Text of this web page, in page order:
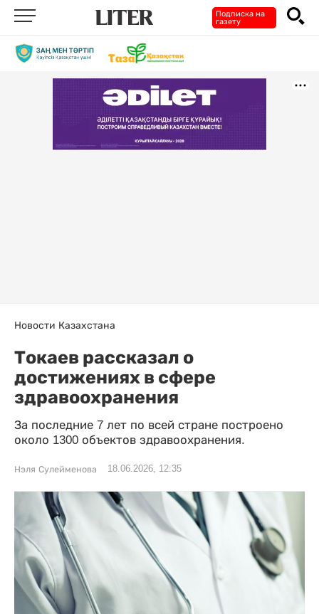
Подписка на
газету
Новости Казахстана
Токаев рассказал о
достижениях в сфере
здравоохранения
За последние 7 лет по всей стране построено
около 1300 объектов здравоохранения.
Нэля Сулейменова 18.06.2026, 12:35